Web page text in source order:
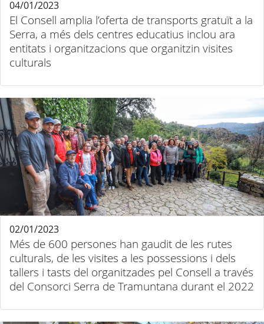
El Consell amplia l’oferta de transports gratuït a la
Serra, a més dels centres educatius inclou ara
entitats i organitzacions que organitzin visites
culturals
04/01/2023
Més de 600 persones han gaudit de les rutes
culturals, de les visites a les possessions i dels
tallers i tasts del organitzades pel Consell a través
del Consorci Serra de Tramuntana durant el 2022
02/01/2023